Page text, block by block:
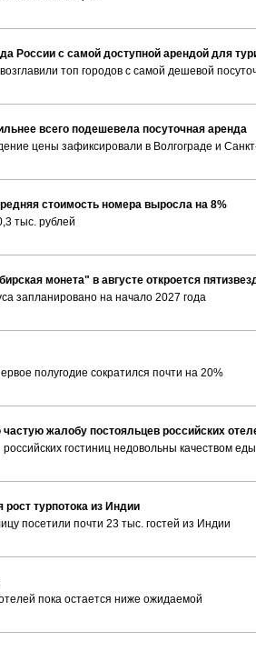
России с самой доступной арендой для
топ городов с самой дешевой
всего подешевела посуточная аренда
цены зафиксировали в Волгограде и
стоимость номера выросла на 8%
тыс. рублей
монета" в августе откроется
запланировано на начало 2027 года
полугодие сократился почти на 20%
жалобу постояльцев российских
гостиниц недовольны качеством еды
турпотока из Индии
посетили почти 23 тыс. гостей из Индии
пока остается ниже ожидаемой